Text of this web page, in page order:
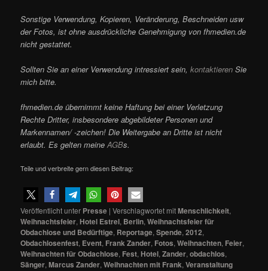
Sonstige Verwendung, Kopieren, Veränderung, Beschneiden usw
der Fotos, ist ohne ausdrückliche Genehmigung von fhmedien.de
nicht gestattet.
Sollten Sie an einer Verwendung intressiert sein,kontaktieren Sie
mich bitte.
fhmedien.de übernimmt keine Haftung bei einer Verletzung
Rechte Dritter, insbesondere abgebildeter Personen und
Markennamen/ -zeichen! Die Weitergabe an Dritte ist nicht
erlaubt. Es gelten meineAGBs.
Teile und verbreite gern diesen Beitrag:
Veröffentlicht unter Presse |Verschlagwortet mitMenschlichkeit,
Weihnachtsfeier, Hotel Estrel, Berlin,Weihnachtsfeier für
Obdachlose und Bedürftige, Reportage,Spende,2012,
Obdachlosenfest, Event, Frank Zander, Fotos,Weihnachten, Feier,
Weihnachten für Obdachlose, Fest, Hotel,Zander,obdachlos,
Sänger,Marcus Zander,Weihnachten mit Frank,Veranstaltung